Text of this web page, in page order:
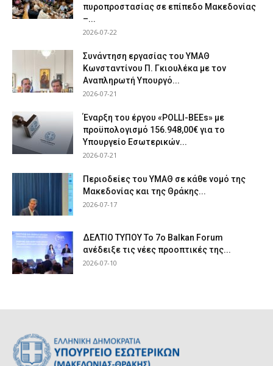
πυροπροστασίας σε επίπεδο Μακεδονίας
–...
2026-07-22
Συνάντηση εργασίας του ΥΜΑΘ
Κωνσταντίνου Π. Γκιουλέκα με τον
Αναπληρωτή Υπουργό...
2026-07-21
Έναρξη του έργου «POLLI-BEEs» με
προϋπολογισμό 156.948,00€ για το
Υπουργείο Εσωτερικών...
2026-07-21
Περιοδείες του ΥΜΑΘ σε κάθε νομό της
Μακεδονίας και της Θράκης...
2026-07-17
ΔΕΛΤΙΟ ΤΥΠΟΥ Το 7ο Balkan Forum
ανέδειξε τις νέες προοπτικές της...
2026-07-10